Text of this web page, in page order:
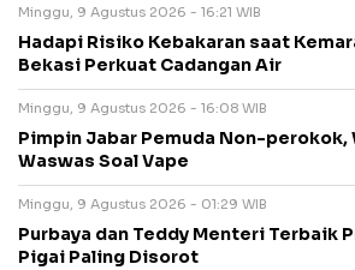
Minggu, 9 Agustus 2026 - 16:21 WIB
Hadapi Risiko Kebakaran saat
Bekasi Perkuat Cadangan Air
Minggu, 9 Agustus 2026 - 16:08 WIB
Pimpin Jabar Pemuda Non-perokok,
Waswas Soal Vape
Minggu, 9 Agustus 2026 - 01:29 WIB
Purbaya dan Teddy Menteri Terbaik
Pigai Paling Disorot